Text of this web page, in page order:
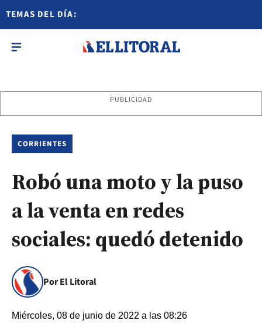
TEMAS DEL DÍA:
PUBLICIDAD
CORRIENTES
Robó una moto y la puso
a la venta en redes
sociales: quedó detenido
Por El Litoral
Miércoles, 08 de junio de 2022 a las 08:26